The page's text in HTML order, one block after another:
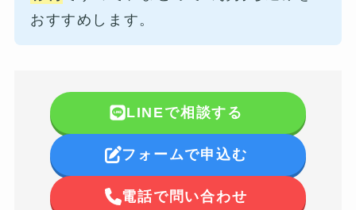
おすすめします。
LINEで相談する
フォームで申込む
電話で問い合わせ